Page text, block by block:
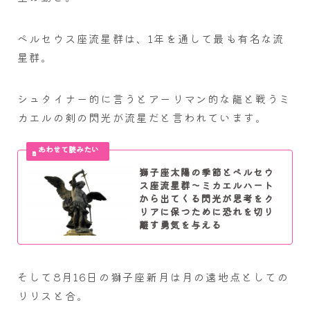
ペルセウス座流星群は、1年を通して最も有名な流
星群。
シュタイナー的に言うとアーリマン的な龍と戦うミ
カエルの剣の閃光が流星だと言われています。
獅子座太陽の季節とペルセウ
ス座流星群～ミカエルハート
から出てくる閃光が思考をク
リアに保つために恐れを切り
離す勇気を与える
そして8月16日の獅子座新月は月の遠地点としての
リリスと合。